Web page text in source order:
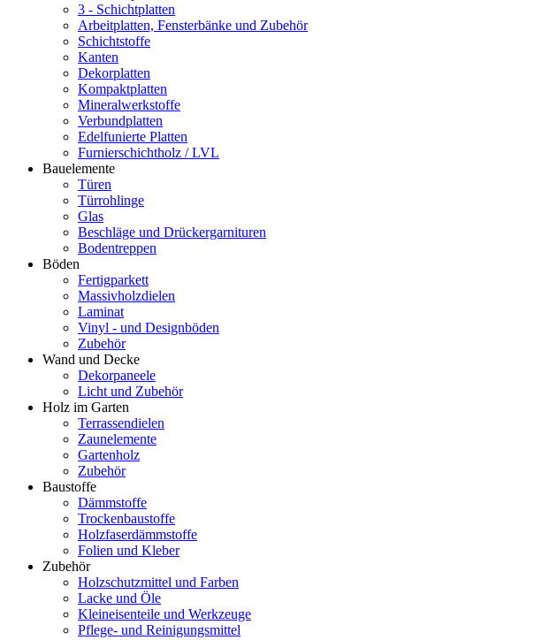
3 - Schichtplatten
Arbeitplatten, Fensterbänke und Zubehör
Schichtstoffe
Kanten
Dekorplatten
Kompaktplatten
Mineralwerkstoffe
Verbundplatten
Edelfunierte Platten
Furnierschichtholz / LVL
Bauelemente
Türen
Türrohlinge
Glas
Beschläge und Drückergarnituren
Bodentreppen
Böden
Fertigparkett
Massivholzdielen
Laminat
Vinyl - und Designböden
Zubehör
Wand und Decke
Dekorpaneele
Licht und Zubehör
Holz im Garten
Terrassendielen
Zaunelemente
Gartenholz
Zubehör
Baustoffe
Dämmstoffe
Trockenbaustoffe
Holzfaserdämmstoffe
Folien und Kleber
Zubehör
Holzschutzmittel und Farben
Lacke und Öle
Kleineisenteile und Werkzeuge
Pflege- und Reinigungsmittel